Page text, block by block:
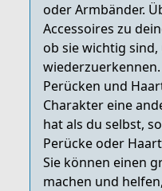
oder Armbänder.
Accessoires zu
ob sie wichtig
wiederzuerkennen.
Perücken und
Charakter eine
hat als du selbst,
Perücke oder
Sie können einen
machen und